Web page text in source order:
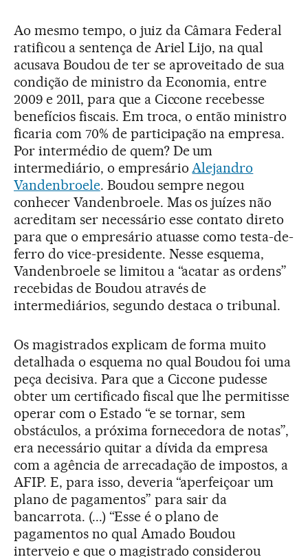
Ao mesmo tempo, o juiz da Câmara Federal
ratificou a sentença de Ariel Lijo, na qual
acusava Boudou de ter se aproveitado de sua
condição de ministro da Economia, entre
2009 e 2011, para que a Ciccone recebesse
benefícios fiscais. Em troca, o então ministro
ficaria com 70% de participação na empresa.
Por intermédio de quem? De um
intermediário, o empresário Alejandro
Vandenbroele. Boudou sempre negou
conhecer Vandenbroele. Mas os juízes não
acreditam ser necessário esse contato direto
para que o empresário atuasse como testa-de-
ferro do vice-presidente. Nesse esquema,
Vandenbroele se limitou a “acatar as ordens”
recebidas de Boudou através de
intermediários, segundo destaca o tribunal.
Os magistrados explicam de forma muito
detalhada o esquema no qual Boudou foi uma
peça decisiva. Para que a Ciccone pudesse
obter um certificado fiscal que lhe permitisse
operar com o Estado “e se tornar, sem
obstáculos, a próxima fornecedora de notas”,
era necessário quitar a dívida da empresa
com a agência de arrecadação de impostos, a
AFIP. E, para isso, deveria “aperfeiçoar um
plano de pagamentos” para sair da
bancarrota. (...) “Esse é o plano de
pagamentos no qual Amado Boudou
interveio e que o magistrado considerou